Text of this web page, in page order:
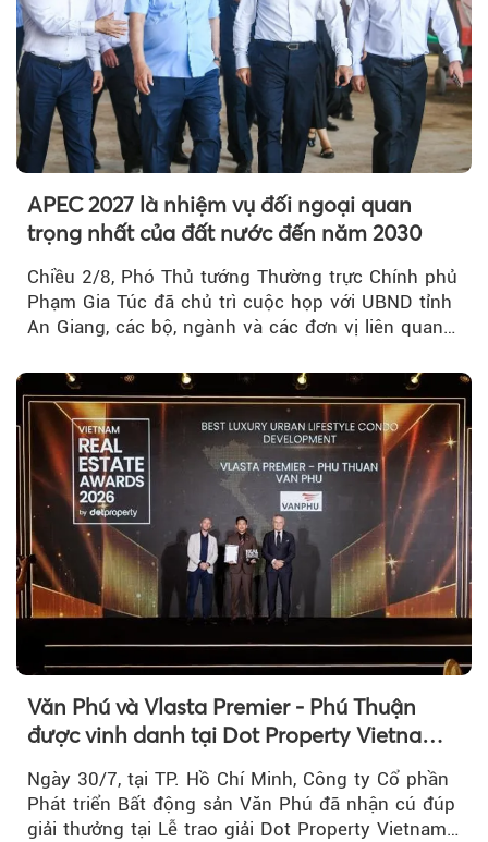
APEC 2027 là nhiệm vụ đối ngoại quan
trọng nhất của đất nước đến năm 2030
Chiều 2/8, Phó Thủ tướng Thường trực Chính phủ
Phạm Gia Túc đã chủ trì cuộc họp với UBND tỉnh
An Giang, các bộ, ngành và các đơn vị liên quan
Văn Phú và Vlasta Premier - Phú Thuận
được vinh danh tại Dot Property Vietnam
Real Estate Awards 2026
Ngày 30/7, tại TP. Hồ Chí Minh, Công ty Cổ phần
Phát triển Bất động sản Văn Phú đã nhận cú đúp
giải thưởng tại Lễ trao giải Dot Property Vietnam